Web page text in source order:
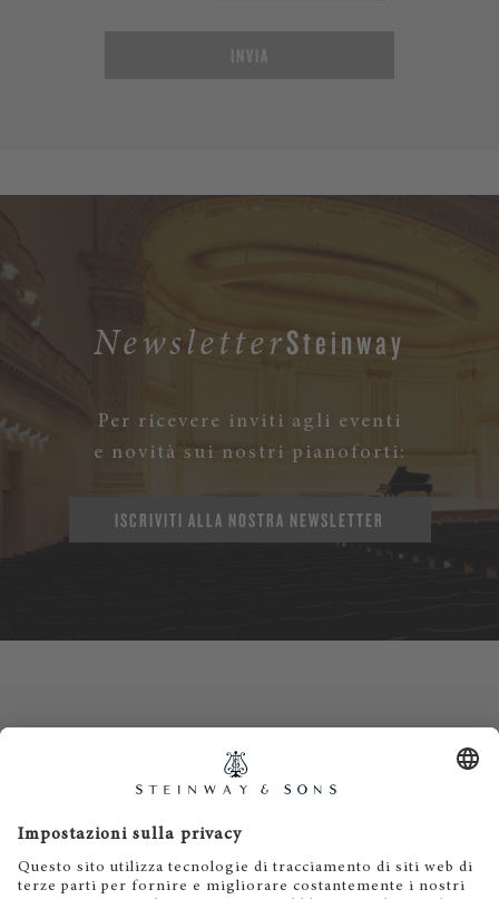
INVIA
NewsletterSteinway
Per ricevere inviti agli eventi
e novità sui nostri pianoforti:
ISCRIVITI ALLA NOSTRA NEWSLETTER
Informativa privacy